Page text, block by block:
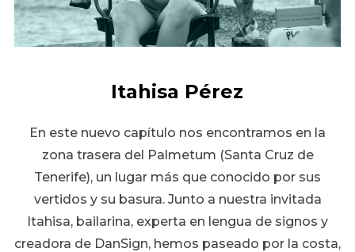
Itahisa Pérez
En este nuevo capítulo nos encontramos en la
zona trasera del Palmetum (Santa Cruz de
Tenerife), un lugar más que conocido por sus
vertidos y su basura. Junto a nuestra invitada
Itahisa, bailarina, experta en lengua de signos y
creadora de DanSign, hemos paseado por la costa,